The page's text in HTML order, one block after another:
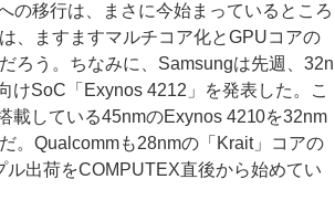
の移行は、まさに今始まっているところ
、ますますマルチコア化とGPUコアの
ろう。ちなみに、Samsungは先週、32n
けSoC「Exynos 4212」を発表した。こ
載している45nmのExynos 4210を32nm
。Qualcommも28nmの「Krait」コアの
ル出荷をCOMPUTEX直後から始めてい